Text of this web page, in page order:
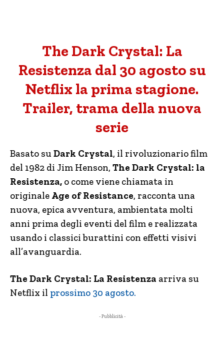
The Dark Crystal: La
Resistenza dal 30 agosto su
Netflix la prima stagione.
Trailer, trama della nuova
serie
Basato su Dark Crystal, il rivoluzionario film
del 1982 di Jim Henson, The Dark Crystal: la
Resistenza, o come viene chiamata in
originale Age of Resistance, racconta una
nuova, epica avventura, ambientata molti
anni prima degli eventi del film e realizzata
usando i classici burattini con effetti visivi
all’avanguardia.
The Dark Crystal: La Resistenza arriva su
Netflix il prossimo 30 agosto.
- Pubblicità -